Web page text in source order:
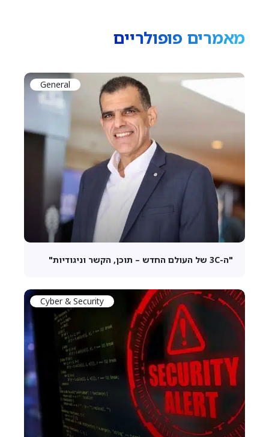
מאמרים פופולריים
General
"ה-3C של העולם החדש – תוכן, הקשר וניגודיות"
Cyber & Security